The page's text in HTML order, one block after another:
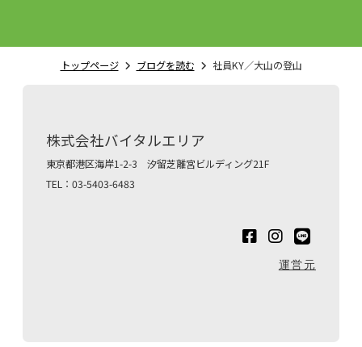
トップページ ブログを読む 社員KY／大山の登山
株式会社バイタルエリア
東京都港区海岸1-2-3 汐留芝離宮ビルディング21F
TEL：03-5403-6483
運営元